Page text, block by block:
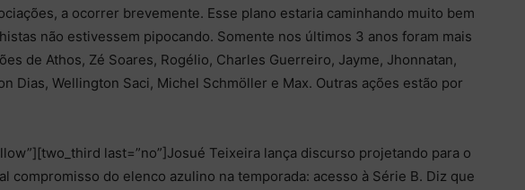
a ocorrer brevemente. Esse plano estaria caminhando muito bem
não estivessem pipocando. Somente nos últimos 3 anos foram mais
de Athos, Zé Soares, Rogélio, Charles Guerreiro, Jayme, Jhonnatan,
Dias, Wellington Saci, Michel Schmöller e Max. Outras ações estão por
last=”no”]Josué Teixeira lança discurso projetando para o
compromisso do elenco azulino na temporada: acesso à Série B. Diz que